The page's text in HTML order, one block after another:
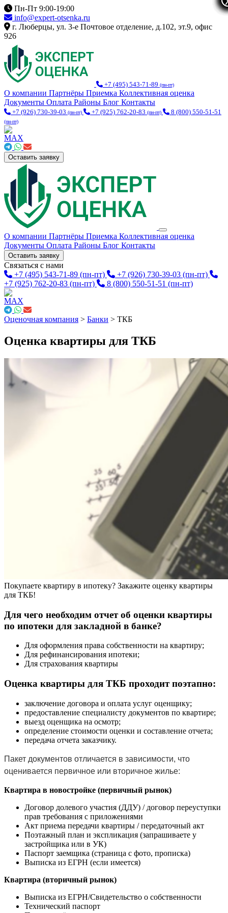
Пн-Пт 9:00-19:00
info@expert-otsenka.ru
г. Люберцы, ул. 3-е Почтовое отделение, д.102, эт.9, офис
926
+7 (495) 543-71-89 (пн-пт)
О компании Партнёры Приемка Коллективная оценка
Документы Оплата Районы Блог Контакты
+7 (926) 730-39-03 (пн-пт) +7 (925) 762-20-83 (пн-пт) 8 (800) 550-51-51
(пн-пт)
Оставить заявку
О компании Партнёры Приемка Коллективная оценка
Документы Оплата Районы Блог Контакты
Оставить заявку
Связаться с нами
+7 (495) 543-71-89 (пн-пт) +7 (926) 730-39-03 (пн-пт)
+7 (925) 762-20-83 (пн-пт) 8 (800) 550-51-51 (пн-пт)
Оценочная компания > Банки > ТКБ
Оценка квартиры для ТКБ
Покупаете квартиру в ипотеку? Закажите оценку квартиры
для ТКБ!
Для чего необходим отчет об оценки квартиры
по ипотеки для закладной в банке?
Для оформления права собственности на квартиру;
Для рефинансирования ипотеки;
Для страхования квартиры
Оценка квартиры для ТКБ проходит поэтапно:
заключение договора и оплата услуг оценщику;
предоставление специалисту документов по квартире;
выезд оценщика на осмотр;
определение стоимости оценки и составление отчета;
передача отчета заказчику.
Пакет документов отличается в зависимости, что
оценивается первичное или вторичное жилье:
Квартира в новостройке (первичный рынок)
Договор долевого участия (ДДУ) / договор переуступки
прав требования с приложениями
Акт приема передачи квартиры / передаточный акт
Поэтажный план и экспликация (запрашиваете у
застройщика или в УК)
Паспорт заемщика (страница с фото, прописка)
Выписка из ЕГРН (если имеется)
Квартира (вторичный рынок)
Выписка из ЕГРН/Свидетельство о собственности
Технический паспорт